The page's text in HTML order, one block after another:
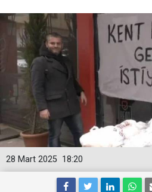
18:20
28 Mart 2025